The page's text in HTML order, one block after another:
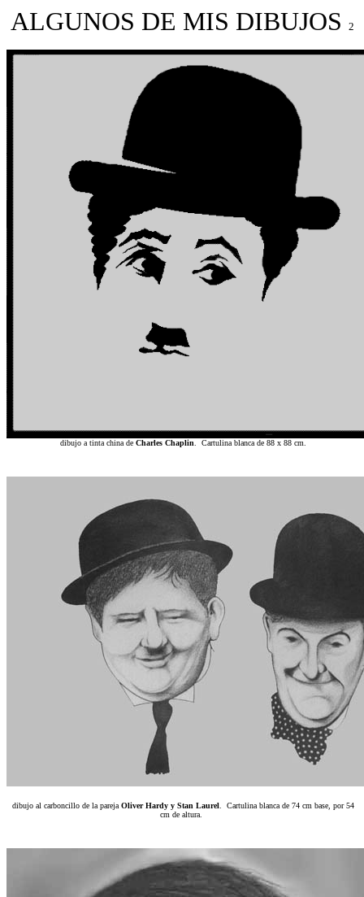
ALGUNOS DE MIS DIBUJOS 2
dibujo a tinta china de Charles Chaplin . Cartulina blanca de 88 x 88 cm.
dibujo al carboncillo de la pareja Oliver Hardy y Stan Laurel . Cartulina blanca de 74 cm base, por 54
cm de altura.